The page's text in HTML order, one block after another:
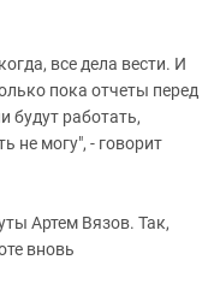
все дела вести. И
пока отчеты перед
будут работать,
не могу", - говорит
Артем Вязов. Так,
вновь